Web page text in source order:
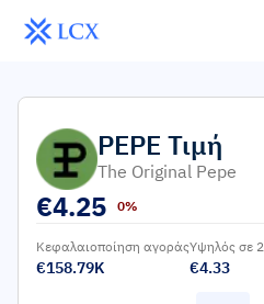
PEPE Τιμή
The Original Pepe
€4.25 0%
Κεφαλαιοποίηση αγοράς
€158.79K
Υψηλός σε
€4.33